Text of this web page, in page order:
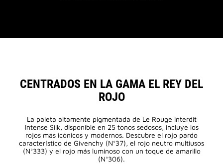
CENTRADOS EN LA GAMA EL REY DEL
ROJO
La paleta altamente pigmentada de Le Rouge Interdit
Intense Silk, disponible en 25 tonos sedosos, incluye los
rojos más icónicos y modernos. Descubre el rojo pardo
característico de Givenchy (N°37), el rojo neutro multiusos
(N°333) y el rojo más luminoso con un toque de amarillo
(N°306).